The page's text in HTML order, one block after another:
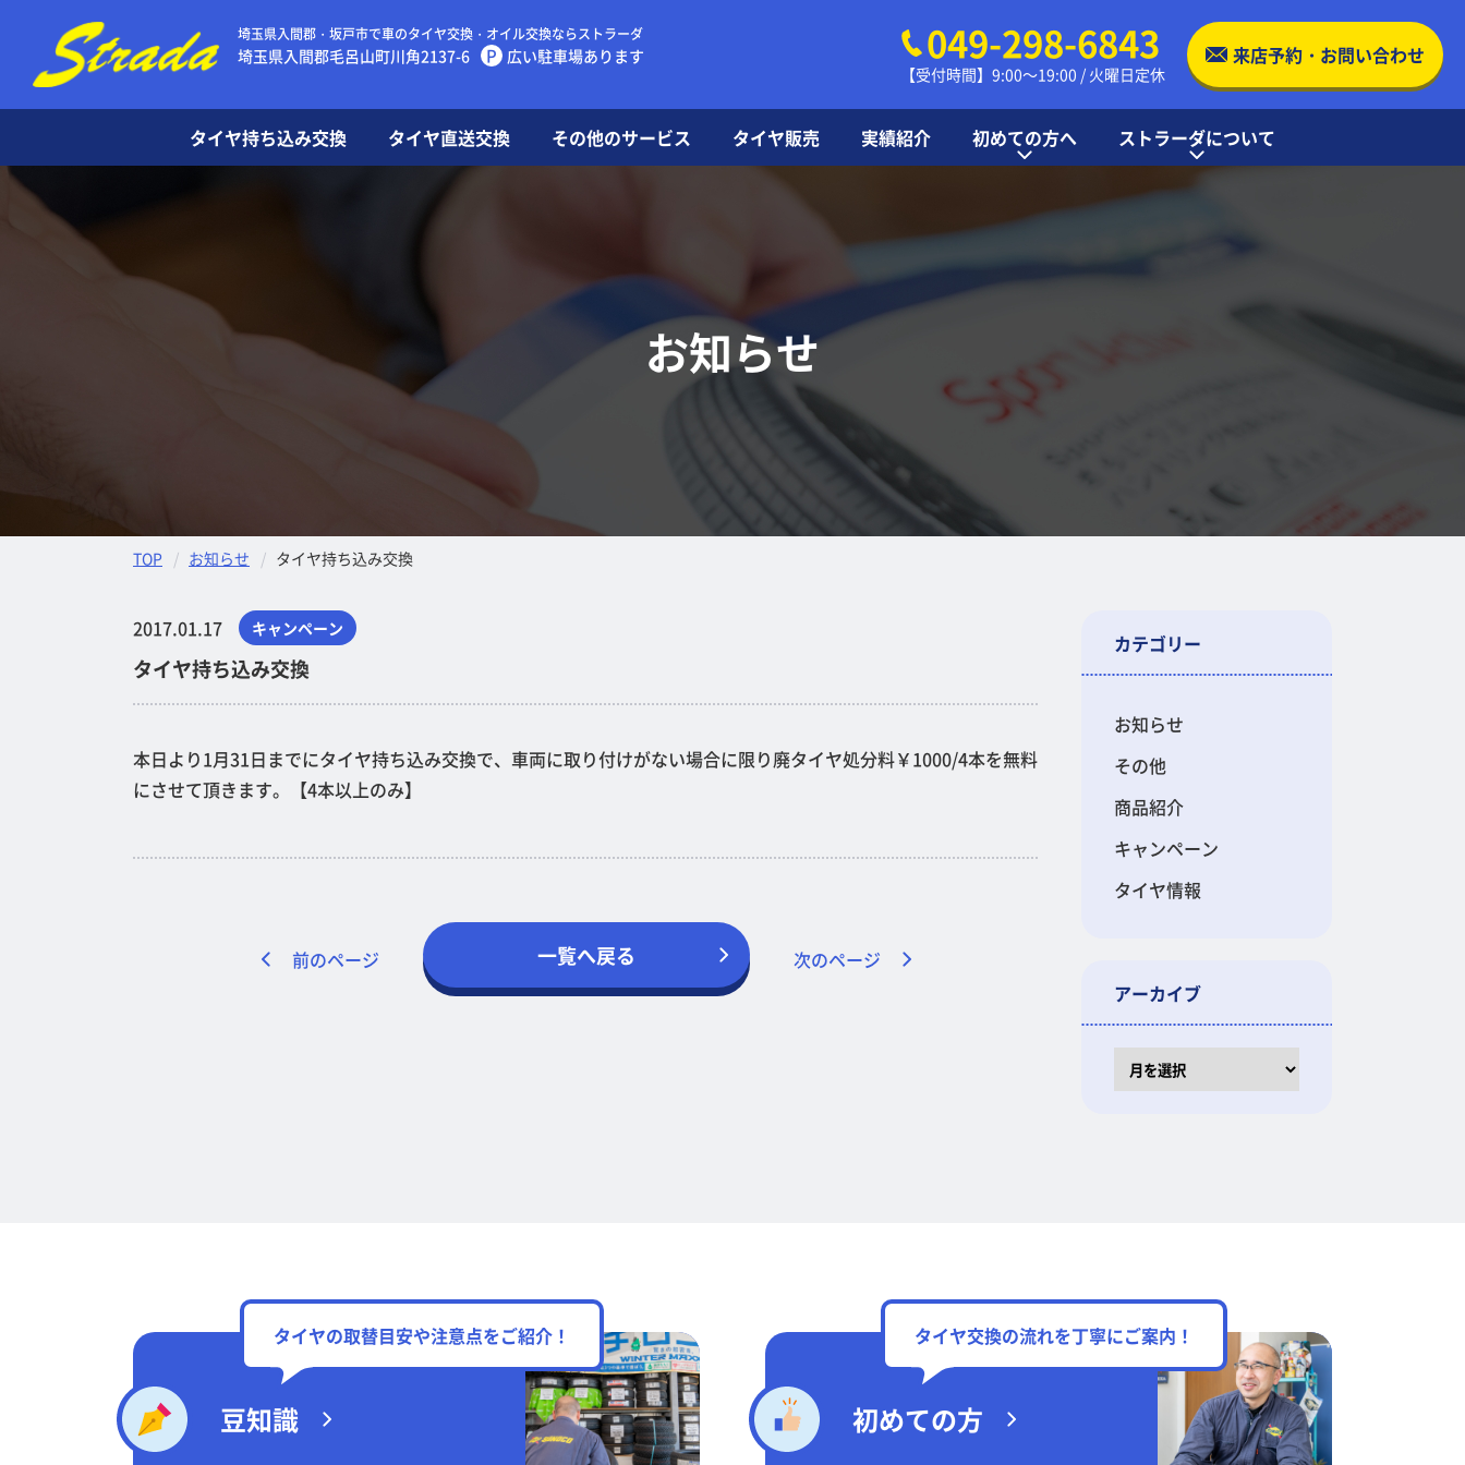
埼玉県入間郡・坂戸市で車のタイヤ交換・オイル交換ならストラーダ
埼玉県入間郡毛呂山町川角2137-6 P 広い駐車場あります 049-298-6843
【受付時間】9:00～19:00 / 火曜日定休
来店予約・お問い合わせ
タイヤ持ち込み交換 タイヤ直送交換 その他のサービス タイヤ販売 実績紹介 初めての方へ ストラーダについて
店舗案内・アクセス
ストラーダの特徴
お知らせ
お知らせ
TOP お知らせ タイヤ持ち込み交換
2017.01.17 キャンペーン
タイヤ持ち込み交換
本日より1月31日までにタイヤ持ち込み交換で、車両に取り付けがない場合に限り廃タイヤ処分料￥1000/4本を無料
にさせて頂きます。【4本以上のみ】
前のページ 一覧へ戻る 次のページ
カテゴリー
お知らせ
その他
商品紹介
キャンペーン
タイヤ情報
アーカイブ
タイヤの取替目安や注意点をご紹介！
豆知識
タイヤ交換の流れを丁寧にご案内！
初めての方